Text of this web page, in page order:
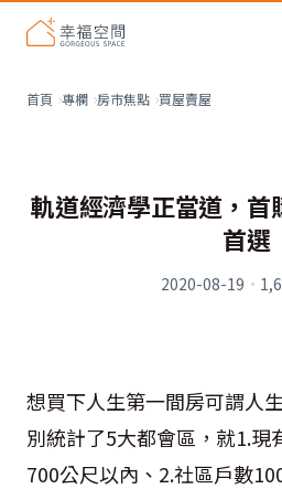
首頁 專欄 房市焦點 買屋賣屋
軌道經濟學正當道，首
首選
2020-08-19 ·
想買下人生第一間房可謂人
別統計了5大都會區，就1.現
700公尺以內、2.社區戶數